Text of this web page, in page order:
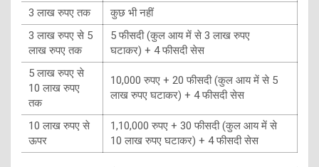
3 लाख रुपए तक
कुछ भी नहीं
3 लाख रुपए से 5
लाख रुपए तक
5 फीसदी (कुल आय में से 3 लाख रुपए
घटाकर) + 4 फीसदी सेस
5 लाख रुपए से
10 लाख रुपए
तक
10,000 रुपए + 20 फीसदी (कुल आय में से 5
लाख रुपए घटाकर) + 4 फीसदी सेस
10 लाख रुपए से
ऊपर
1,10,000 रुपए + 30 फीसदी (कुल आय में से
10 लाख रुपए घटाकर) + 4 फीसदी सेस